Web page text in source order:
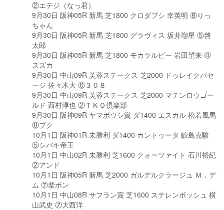
②エテジ（なっ君）
9月30日 阪神05R 新馬 芝1800 クロダブシ 幸英明 ⑧りっ
ちゃん
9月30日 阪神05R 新馬 芝1800 グラヴィス 坂井瑠星 ⑤啓
太郎
9月30日 阪神05R 新馬 芝1800 モカラルビー 岩田望来 ④
スズカ
9月30日 中山09R 芙蓉ステークス 芝2000 ドゥレイクパセ
ージ 佐々木大 ⑥３０８
9月30日 中山09R 芙蓉ステークス 芝2000 マテンロウゴー
ルド 西村淳也 ②ＴＫＯ倶楽部
9月30日 阪神09R ヤマボウシ賞 ダ1400 エスカル 松若風馬
⑧ブク
10月1日 阪神01R 未勝利 ダ1400 カントゥータ 鮫島克駿
⑤シバキ帝王
10月1日 中山02R 未勝利 芝1600 クォーツァイト 石川裕紀
②アンド
10月1日 阪神05R 新馬 芝2000 ガルデルクラージュ Ｍ．デ
ム ⑦柴ボン
10月1日 中山08R サフラン賞 芝1600 ステレンボッシュ 横
山武史 ⑦大西洋